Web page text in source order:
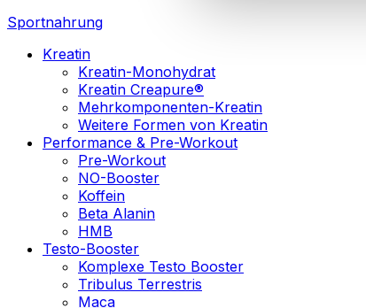
Sportnahrung
Kreatin
Kreatin-Monohydrat
Kreatin Creapure®
Mehrkomponenten-Kreatin
Weitere Formen von Kreatin
Performance & Pre-Workout
Pre-Workout
NO-Booster
Koffein
Beta Alanin
HMB
Testo-Booster
Komplexe Testo Booster
Tribulus Terrestris
Maca